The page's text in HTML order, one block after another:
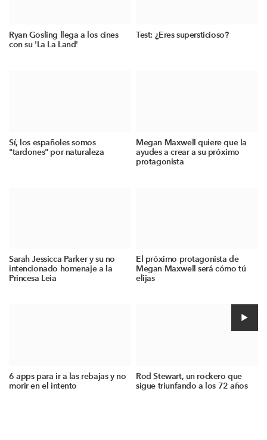
Ryan Gosling llega a los cines
con su 'La La Land'
Test: ¿Eres supersticioso?
Sí, los españoles somos
"tardones" por naturaleza
Megan Maxwell quiere que la
ayudes a crear a su próximo
protagonista
Sarah Jessicca Parker y su no
intencionado homenaje a la
Princesa Leia
El próximo protagonista de
Megan Maxwell será cómo tú
elijas
6 apps para ir a las rebajas y no
morir en el intento
Rod Stewart, un rockero que
sigue triunfando a los 72 años